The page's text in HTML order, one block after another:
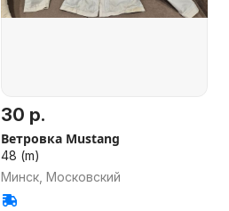
30 р.
Ветровка Mustang
48 (m)
Минск, Московский